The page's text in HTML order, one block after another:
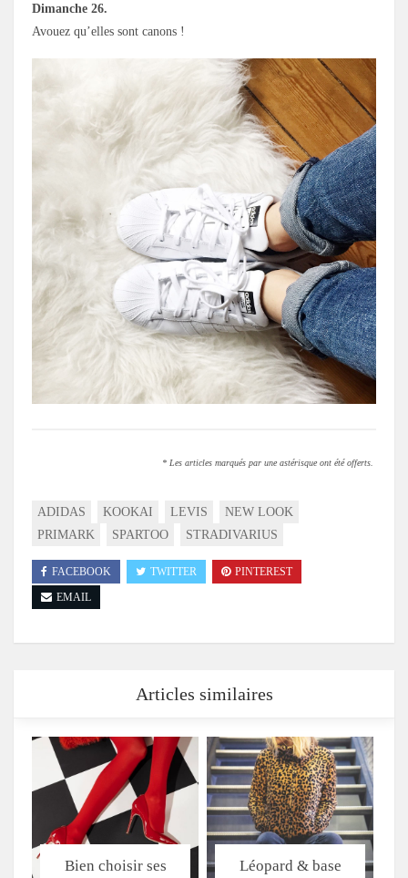
Dimanche 26.
Avouez qu’elles sont canons !
* Les articles marqués par une astérisque ont été offerts.
ADIDAS KOOKAI LEVIS
NEW LOOK
PRIMARK
SPARTOO STRADIVARIUS
FACEBOOK TWITTER
PINTEREST
EMAIL
Articles similaires
Bien choisir ses
Léopard & base